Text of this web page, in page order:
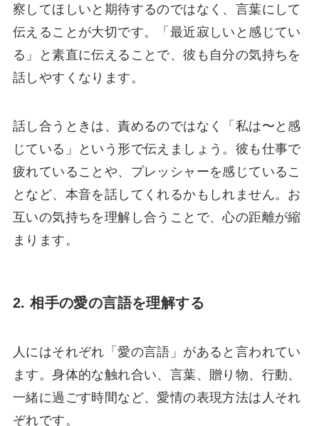
察してほしいと期待するのではなく、言葉にして
伝えることが大切です。「最近寂しいと感じてい
る」と素直に伝えることで、彼も自分の気持ちを
話しやすくなります。
話し合うときは、責めるのではなく「私は〜と感
じている」という形で伝えましょう。彼も仕事で
疲れていることや、プレッシャーを感じているこ
となど、本音を話してくれるかもしれません。お
互いの気持ちを理解し合うことで、心の距離が縮
まります。
2. 相手の愛の言語を理解する
人にはそれぞれ「愛の言語」があると言われてい
ます。身体的な触れ合い、言葉、贈り物、行動、
一緒に過ごす時間など、愛情の表現方法は人それ
ぞれです。